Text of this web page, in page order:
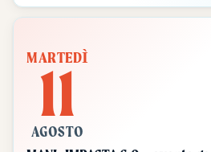
MARTEDÌ
11
AGOSTO